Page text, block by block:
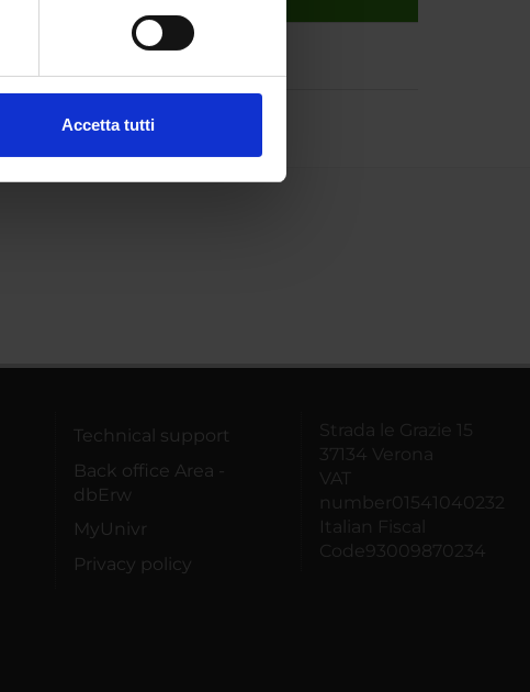
Accetta tutti
Technical support
Back office Area -
dbErw
MyUnivr
Privacy policy
Strada le Grazie 15
37134 Verona
VAT
number01541040232
Italian Fiscal
Code93009870234